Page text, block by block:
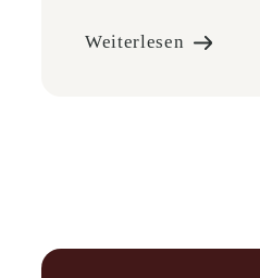
Weiterlesen